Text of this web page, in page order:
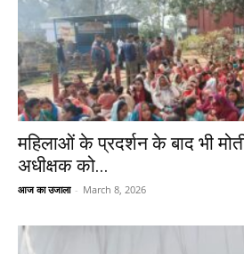
महिलाओं के प्रदर्शन के बाद भी
अधीक्षक को...
आज का उजाला - March 8, 2026